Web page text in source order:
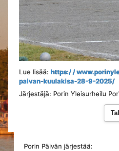
Lue lisää: https:/ /
paivan-kuulakisa-28-9-2025/
Järjestäjä: Porin Yleisurheilu
Porin Päivän järjestää: